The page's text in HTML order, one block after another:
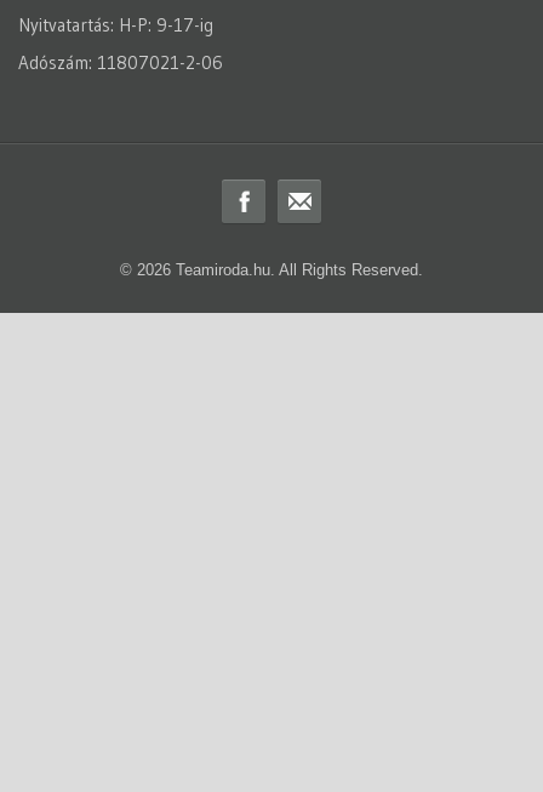
Nyitvatartás: H-P: 9-17-ig
Adószám: 11807021-2-06
© 2026 Teamiroda.hu. All Rights Reserved.